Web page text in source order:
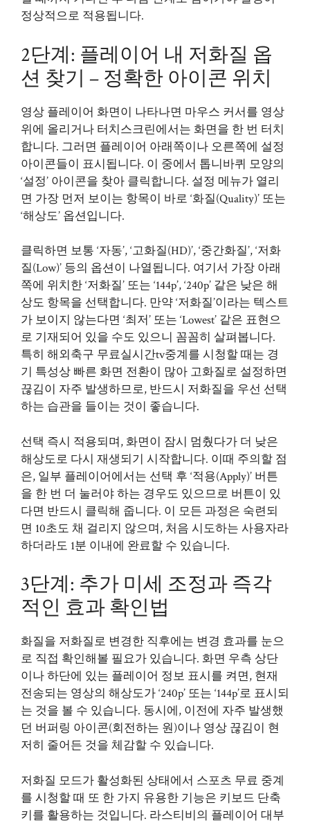
정상적으로 적용됩니다.
2단계: 플레이어 내 저화질 옵
션 찾기 – 정확한 아이콘 위치
영상 플레이어 화면이 나타나면 마우스 커서를 영상
위에 올리거나 터치스크린에서는 화면을 한 번 터치
합니다. 그러면 플레이어 아래쪽이나 오른쪽에 설정
아이콘들이 표시됩니다. 이 중에서 톱니바퀴 모양의
‘설정’ 아이콘을 찾아 클릭합니다. 설정 메뉴가 열리
면 가장 먼저 보이는 항목이 바로 ‘화질(Quality)’ 또는
‘해상도’ 옵션입니다.
클릭하면 보통 ‘자동’, ‘고화질(HD)’, ‘중간화질’, ‘저화
질(Low)’ 등의 옵션이 나열됩니다. 여기서 가장 아래
쪽에 위치한 ‘저화질’ 또는 ‘144p’, ‘240p’ 같은 낮은 해
상도 항목을 선택합니다. 만약 ‘저화질’이라는 텍스트
가 보이지 않는다면 ‘최저’ 또는 ‘Lowest’ 같은 표현으
로 기재되어 있을 수도 있으니 꼼꼼히 살펴봅니다.
특히 해외축구 무료실시간tv중계를 시청할 때는 경
기 특성상 빠른 화면 전환이 많아 고화질로 설정하면
끊김이 자주 발생하므로, 반드시 저화질을 우선 선택
하는 습관을 들이는 것이 좋습니다.
선택 즉시 적용되며, 화면이 잠시 멈췄다가 더 낮은
해상도로 다시 재생되기 시작합니다. 이때 주의할 점
은, 일부 플레이어에서는 선택 후 ‘적용(Apply)’ 버튼
을 한 번 더 눌러야 하는 경우도 있으므로 버튼이 있
다면 반드시 클릭해 줍니다. 이 모든 과정은 숙련되
면 10초도 채 걸리지 않으며, 처음 시도하는 사용자라
하더라도 1분 이내에 완료할 수 있습니다.
3단계: 추가 미세 조정과 즉각
적인 효과 확인법
화질을 저화질로 변경한 직후에는 변경 효과를 눈으
로 직접 확인해볼 필요가 있습니다. 화면 우측 상단
이나 하단에 있는 플레이어 정보 표시를 켜면, 현재
전송되는 영상의 해상도가 ‘240p’ 또는 ‘144p’로 표시되
는 것을 볼 수 있습니다. 동시에, 이전에 자주 발생했
던 버퍼링 아이콘(회전하는 원)이나 영상 끊김이 현
저히 줄어든 것을 체감할 수 있습니다.
저화질 모드가 활성화된 상태에서 스포츠 무료 중계
를 시청할 때 또 한 가지 유용한 기능은 키보드 단축
키를 활용하는 것입니다. 라스티비의 플레이어 대부